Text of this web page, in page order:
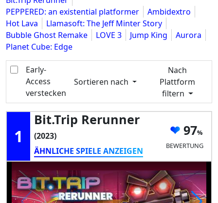
PEPPERED: an existential platformer
Ambidextro
Hot Lava
Llamasoft: The Jeff Minter Story
Bubble Ghost Remake
LOVE 3 Jump King
Aurora
Planet Cube: Edge
Early-
Access
verstecken
Sortieren nach
Nach
Plattform
filtern
1
Bit.Trip Rerunner
(2023)
ÄHNLICHE SPIELE ANZEIGEN
97
BEWERTUNG